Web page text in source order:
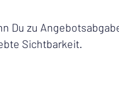
Du zu
Sichtbarkeit.